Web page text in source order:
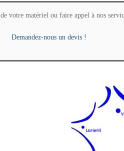
votre matériel ou faire appel à nos
Demandez-nous un devis !